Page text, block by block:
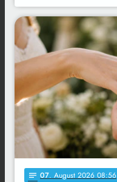
notes 07. August 2026 08:56